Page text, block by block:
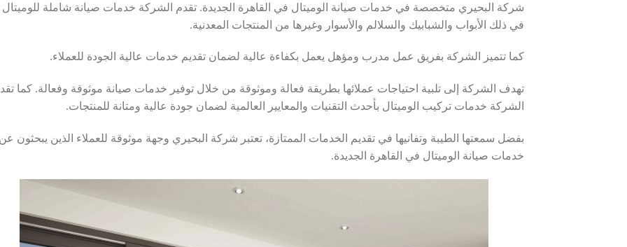
شركة البحيري متخصصة في خدمات صيانة الوميتال في القاهرة الجديدة. تقدم الشركة خدمات صيانة شاملة للوميتال
في ذلك الأبواب والشبابيك والسلالم والأسوار وغيرها من المنتجات المعدنية.
كما تتميز الشركة بفريق عمل مدرب ومؤهل يعمل بكفاءة عالية لضمان تقديم خدمات عالية الجودة للعملاء.
تهدف الشركة إلى تلبية احتياجات عملائها بطريقة فعالة وموثوقة من خلال توفير خدمات صيانة موثوقة وفعالة. كما
الشركة خدمات تركيب الوميتال بأحدث التقنيات والمعايير العالمية لضمان جودة عالية ومتانة للمنتجات.
بفضل سمعتها الطيبة وتفانيها في تقديم الخدمات الممتازة، تعتبر شركة البحيري وجهة موثوقة للعملاء الذين يبحثون
خدمات صيانة الوميتال في القاهرة الجديدة.